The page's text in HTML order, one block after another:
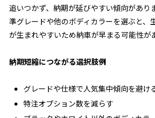
追いつかず、納期が延びやすい傾向があり
準グレードや他のボディカラーを選ぶと、
が生まれやすいため納車が早まる可能性が
納期短縮につながる選択肢例
グレードや仕様で人気集中傾向を避け
特注オプション数を減らす